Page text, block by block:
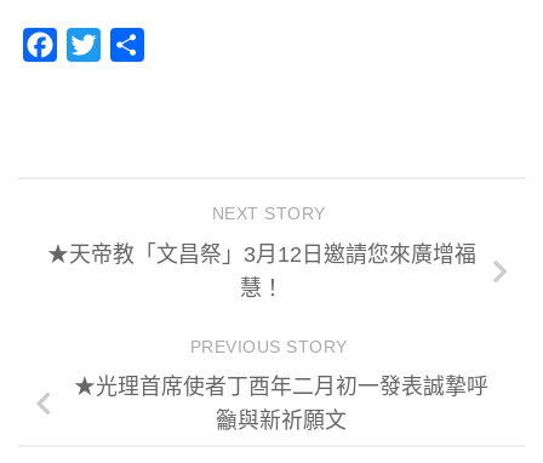
Facebook
Twitter
NEXT STORY
★天帝教「文昌祭」3月12日邀請您來廣增福
慧！
PREVIOUS STORY
★光理首席使者丁酉年二月初一發表誠摯呼
籲與新祈願文